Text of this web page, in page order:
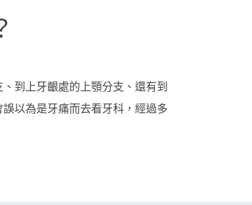
到上牙齦處的上顎分支、還有到
以為是牙痛而去看牙科，經過多